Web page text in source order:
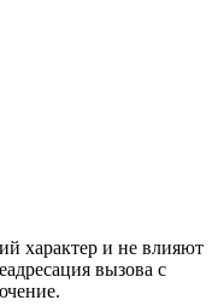
характер и не влияют
вызова с